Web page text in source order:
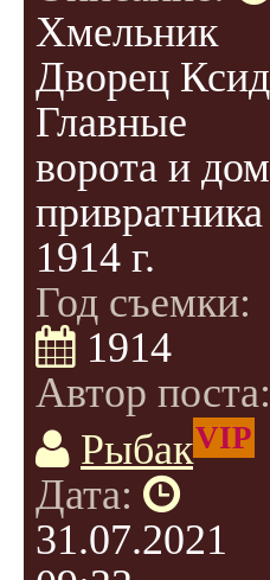
Хмельник
Дворец
Главные
ворота и дом
привратника
1914 г.
Год съемки:
1914
Автор поста:
РыбакVIP
Дата:
31.07.2021